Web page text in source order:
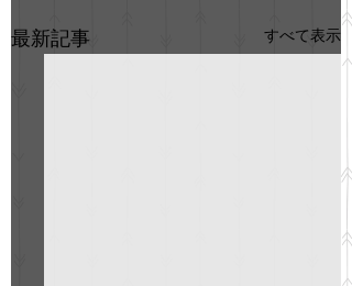
最新記事 すべて表示